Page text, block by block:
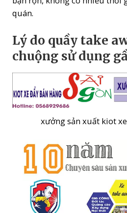
quán.
Lý do quầy take
chuộng sử dụng
xưởng sản xuất kiot